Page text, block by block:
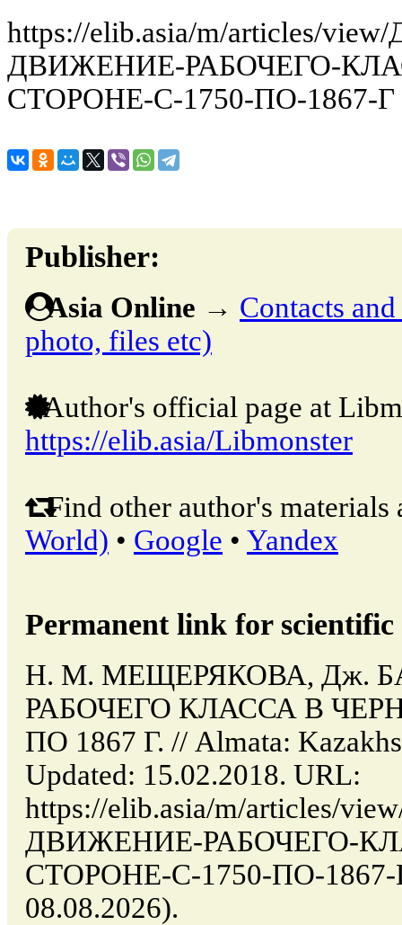
https://elib.asia/m/articles/
ДВИЖЕНИЕ-РАБОЧЕГО-
СТОРОНЕ-С-1750-ПО-1867-Г
Publisher:
Asia Online → Contacts
photo, files etc)
Author's official page at
https://elib.asia/Libmonster
Find other author's materials
World) • Google • Yandex
Permanent link for
Н. М. МЕЩЕРЯКОВА, Дж.
РАБОЧЕГО КЛАССА В
ПО 1867 Г. // Almata:
Updated: 15.02.2018. URL:
https://elib.asia/m/articles/
ДВИЖЕНИЕ-РАБОЧЕГО-
СТОРОНЕ-С-1750-ПО-1867-Г
08.08.2026).